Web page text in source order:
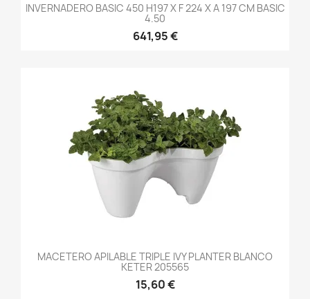
INVERNADERO BASIC 450 H197 X F 224 X A 197 CM BASIC
4.50
641,95 €
MACETERO APILABLE TRIPLE IVY PLANTER BLANCO
KETER 205565
15,60 €